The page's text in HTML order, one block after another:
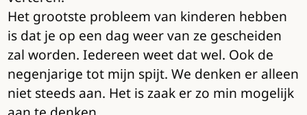
Het grootste probleem van kinderen hebben
is dat je op een dag weer van ze gescheiden
zal worden. Iedereen weet dat wel. Ook de
negenjarige tot mijn spijt. We denken er alleen
niet steeds aan. Het is zaak er zo min mogelijk